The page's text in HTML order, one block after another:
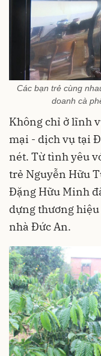
Các bạn trẻ cùng
doanh cà
Không chỉ ở lĩnh
mại - dịch vụ tại
nét. Từ tình yêu
trẻ Nguyễn Hữu
Đặng Hữu Minh
dựng thương
nhà Đức An.